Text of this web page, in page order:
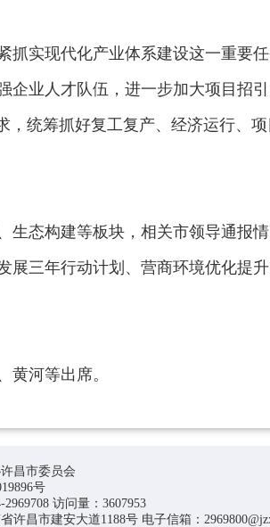
抓实现代化产业体系建设这一重要
企业人才队伍，进一步加大项目招
统筹抓好复工复产、经济运行、
生态构建等板块，相关市领导通报
展三年行动计划、营商环境优化提
黄河等出席。
昌市委员会
号
2969708 访问量：3607953
许昌市建安大道1188号 电子信箱：